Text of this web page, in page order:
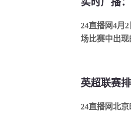
24直播网4月
场比赛中出
24直播网北